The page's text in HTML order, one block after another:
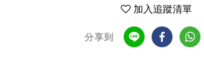
加入追蹤清單
分享到